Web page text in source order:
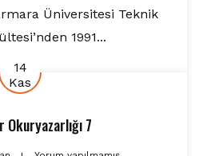
Üniversitesi Teknik
1991...
14
Kas
7